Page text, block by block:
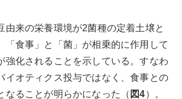
由来の栄養環境が2菌種の定着土壌と
「食事」と「菌」が相乗的に作用して
強化されることを示している。すなわ
イオティクス投与ではなく、食事との
なることが明らかになった（ 図4）。